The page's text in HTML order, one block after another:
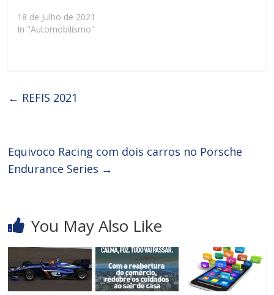
18 de Julho de 2021
In "Automobilismo"
← REFIS 2021
Equivoco Racing com dois carros no Porsche
Endurance Series →
You May Also Like